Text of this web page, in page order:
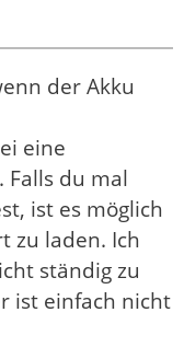
der Akku
eine
du mal
ist es möglich
zu laden. Ich
ständig zu
ist einfach nicht